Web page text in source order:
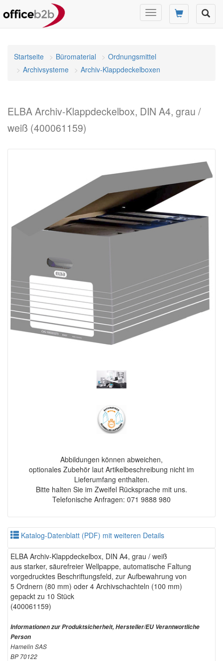
Navigation
umschalten
Startseite Büromaterial
Ordnungsmittel
Archivsysteme
Archiv-Klappdeckelboxen
ELBA Archiv-Klappdeckelbox, DIN A4, grau /
weiß (400061159)
Abbildungen können abweichen,
optionales Zubehör laut Artikelbeschreibung nicht im
Lieferumfang enthalten.
Bitte halten Sie im Zweifel Rücksprache mit uns.
Telefonische Anfragen: 071 9888 980
Katalog-Datenblatt (PDF) mit weiteren Details
ELBA Archiv-Klappdeckelbox, DIN A4, grau / weiß
aus starker, säurefreier Wellpappe, automatische Faltung
vorgedrucktes Beschriftungsfeld, zur Aufbewahrung von
5 Ordnern (80 mm) oder 4 Archivschachteln (100 mm)
gepackt zu 10 Stück
(400061159)
Informationen zur Produktsicherheit, Hersteller/EU Verantwortliche
Person
Hamelin SAS
BP 70122